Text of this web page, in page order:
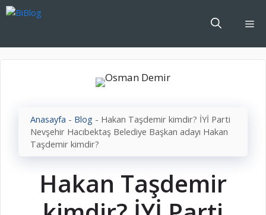
İçeriğe
Anasayfa - Blog - Hakan Taşdemir kimdir? İYİ Parti
Nevşehir Hacıbektaş Belediye Başkan adayı Hakan
Taşdemir kimdir?
Hakan Taşdemir